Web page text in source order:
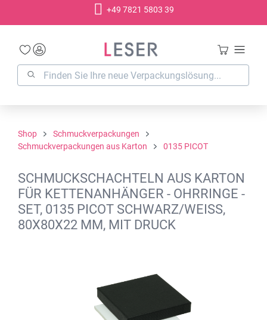
+49 7821 5803 39
Shop
Schmuckverpackungen
Schmuckverpackungen aus Karton
0135 PICOT
SCHMUCKSCHACHTELN AUS KARTON
FÜR KETTENANHÄNGER - OHRRINGE -
SET, 0135 PICOT SCHWARZ/WEISS,
80X80X22 MM, MIT DRUCK